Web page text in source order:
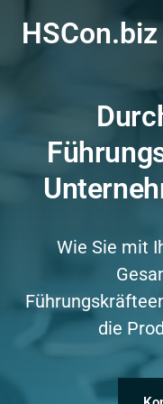
HSCon.biz
Wie Sie mit
die